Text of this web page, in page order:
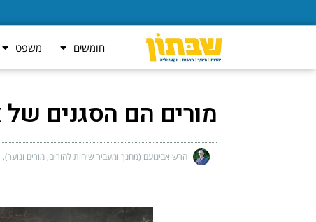
חומשים משפט
מורים הם הסגנים של
הרש אבינועם (מחנך ומעביר שיחות להורים, מורים ונוער)